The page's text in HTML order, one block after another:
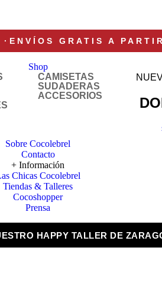
· ENVÍOS GRATIS A
Shop
CAMISETAS
SUDADERAS
ACCESORIOS
Sobre Cocolebrel
Contacto
+ Información
Chicas Cocolebrel
Tiendas & Talleres
Cocoshopper
Prensa
HAPPY TALLER DE